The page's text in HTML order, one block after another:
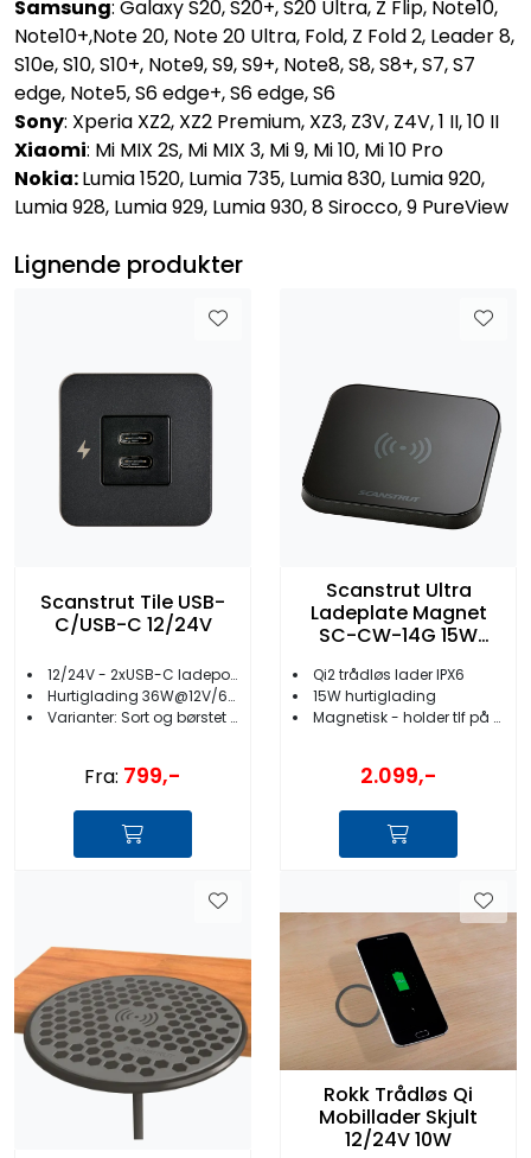
Samsung: Galaxy S20, S20+, S20 Ultra, Z Flip, Note10,
Note10+,Note 20, Note 20 Ultra, Fold, Z Fold 2, Leader 8,
S10e, S10, S10+, Note9, S9, S9+, Note8, S8, S8+, S7, S7
edge, Note5, S6 edge+, S6 edge, S6
Sony: Xperia XZ2, XZ2 Premium, XZ3, Z3V, Z4V, 1 II, 10 II
Xiaomi: Mi MIX 2S, Mi MIX 3, Mi 9, Mi 10, Mi 10 Pro
Nokia:Lumia 1520, Lumia 735, Lumia 830, Lumia 920,
Lumia 928, Lumia 929, Lumia 930, 8 Sirocco, 9 PureView
Lignende produkter
Scanstrut Tile USB-
C/USB-C 12/24V
12/24V - 2xUSB-C ladeporter
Hurtiglading 36W@12V/60W@24V
Varianter: Sort og børstet stål
Fra: 799,-
Scanstrut Ultra
Ladeplate Magnet
SC-CW-14G 15W
Qi2 trådløs lader IPX6
15W hurtiglading
Magnetisk - holder tlf på plass
2.099,-
Rokk Trådløs Qi
Mobillader Skjult
12/24V 10W